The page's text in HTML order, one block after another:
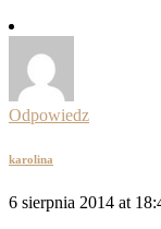
Odpowiedz
karolina
6 sierpnia 2014 at